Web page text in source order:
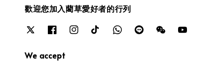
歡迎您加入藺草愛好者的行列
We accept